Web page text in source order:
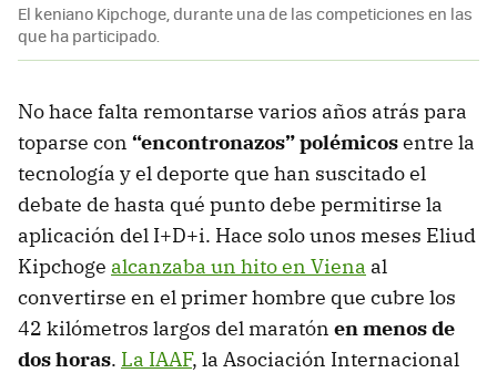
El keniano Kipchoge, durante una de las competiciones en las
que ha participado.
No hace falta remontarse varios años atrás para
toparse con “encontronazos” polémicosentre la
tecnología y el deporte que han suscitado el
debate de hasta qué punto debe permitirse la
aplicación del I+D+i. Hace solo unos meses Eliud
Kipchoge alcanzaba un hito en Viena al
convertirse en el primer hombre que cubre los
42 kilómetros largos del maratón en menos de
dos horas. La IAAF, la Asociación Internacional